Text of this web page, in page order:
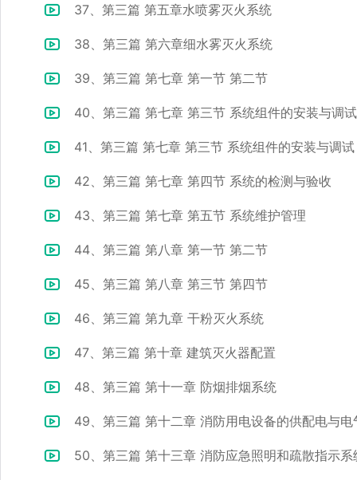
37、第三篇 第五章水喷雾灭火系统
38、第三篇 第六章细水雾灭火系统
39、第三篇 第七章 第一节 第二节
40、第三篇 第七章 第三节 系统组件的安装与调
41、第三篇 第七章 第三节 系统组件的安装与调
42、第三篇 第七章 第四节 系统的检测与验收
43、第三篇 第七章 第五节 系统维护管理
44、第三篇 第八章 第一节 第二节
45、第三篇 第八章 第三节 第四节
46、第三篇 第九章 干粉灭火系统
47、第三篇 第十章 建筑灭火器配置
48、第三篇 第十一章 防烟排烟系统
49、第三篇 第十二章 消防用电设备的供配电与电
50、第三篇 第十三章 消防应急照明和疏散指示系